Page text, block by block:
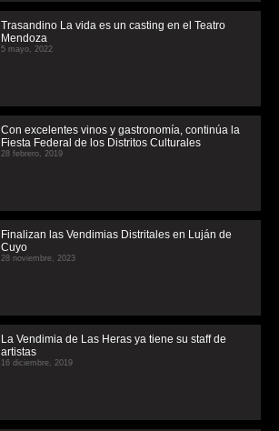
Trasandino La vida es un casting en el Teatro
Mendoza
5 mayo, 2022
Con excelentes vinos y gastronomía, continúa la
Fiesta Federal de los Distritos Culturales
28 febrero, 2019
Finalizan las Vendimias Distritales en Luján de
Cuyo
28 noviembre, 2023
La Vendimia de Las Heras ya tiene su staff de
artistas
16 diciembre, 2019